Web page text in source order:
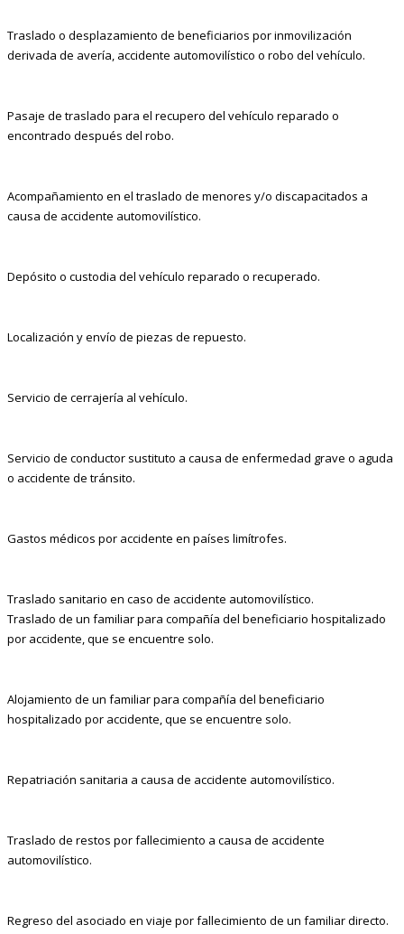
Traslado o desplazamiento de beneficiarios por inmovilización
derivada de avería, accidente automovilístico o robo del vehículo.
Pasaje de traslado para el recupero del vehículo reparado o
encontrado después del robo.
Acompañamiento en el traslado de menores y/o discapacitados a
causa de accidente automovilístico.
Depósito o custodia del vehículo reparado o recuperado.
Localización y envío de piezas de repuesto.
Servicio de cerrajería al vehículo.
Servicio de conductor sustituto a causa de enfermedad grave o aguda
o accidente de tránsito.
Gastos médicos por accidente en países limítrofes.
Traslado sanitario en caso de accidente automovilístico.
Traslado de un familiar para compañía del beneficiario hospitalizado
por accidente, que se encuentre solo.
Alojamiento de un familiar para compañía del beneficiario
hospitalizado por accidente, que se encuentre solo.
Repatriación sanitaria a causa de accidente automovilístico.
Traslado de restos por fallecimiento a causa de accidente
automovilístico.
Regreso del asociado en viaje por fallecimiento de un familiar directo.